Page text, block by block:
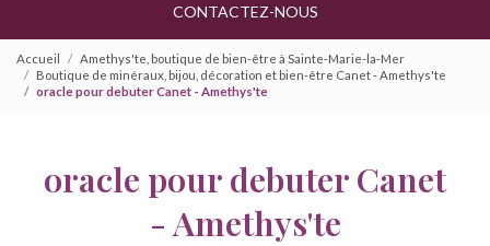
CONTACTEZ-NOUS
Accueil
Amethys'te, boutique de bien-être à Sainte-Marie-la-Mer
Boutique de minéraux, bijou, décoration et bien-être Canet - Amethys'te
oracle pour debuter Canet - Amethys'te
oracle pour debuter Canet
- Amethys'te